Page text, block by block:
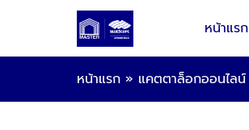
หน้าแรก
หน้าแรก » แคตตาล็อกออนไลน์